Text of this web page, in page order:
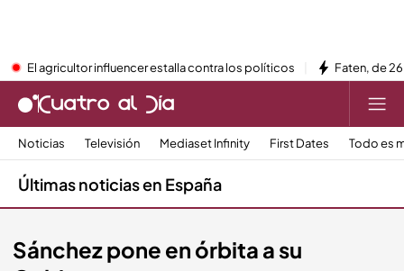
El agricultor influencer estalla contra los políticos Faten, de
Noticias Televisión Mediaset Infinity First Dates Todo es
Últimas noticias en España
Sánchez pone en órbita a su